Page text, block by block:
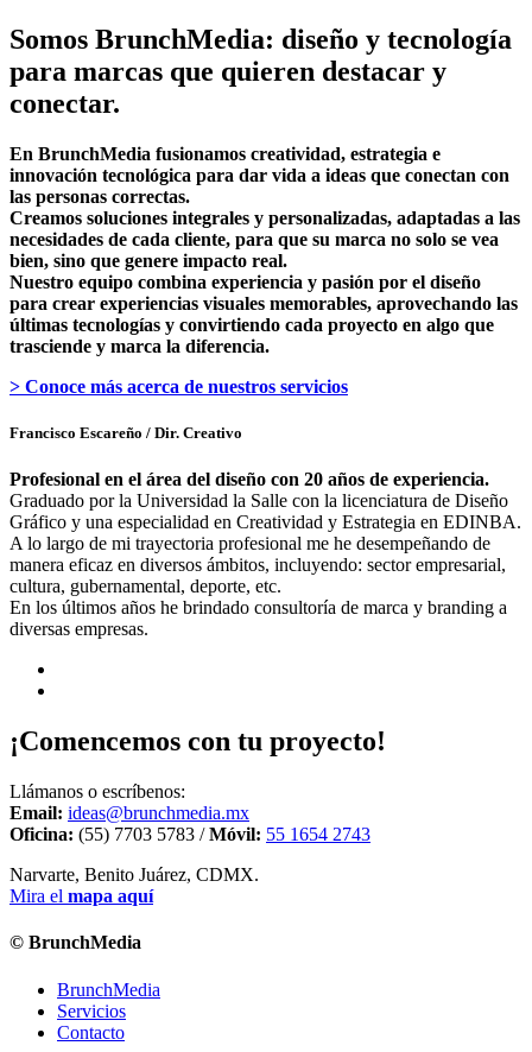
Somos BrunchMedia: diseño y tecnología
para marcas que quieren destacar y
conectar.
En BrunchMedia fusionamos creatividad, estrategia e
innovación tecnológica para dar vida a ideas que conectan con
las personas correctas.
Creamos soluciones integrales y personalizadas, adaptadas a las
necesidades de cada cliente, para que su marca no solo se vea
bien, sino que genere impacto real.
Nuestro equipo combina experiencia y pasión por el diseño
para crear experiencias visuales memorables, aprovechando las
últimas tecnologías y convirtiendo cada proyecto en algo que
trasciende y marca la diferencia.
> Conoce más acerca de nuestros servicios
Francisco Escareño / Dir. Creativo
Profesional en el área del diseño con 20 años de experiencia.
Graduado por la Universidad la Salle con la licenciatura de Diseño
Gráfico y una especialidad en Creatividad y Estrategia en EDINBA.
A lo largo de mi trayectoria profesional me he desempeñando de
manera eficaz en diversos ámbitos, incluyendo: sector empresarial,
cultura, gubernamental, deporte, etc.
En los últimos años he brindado consultoría de marca y branding a
diversas empresas.
¡Comencemos con tu proyecto!
Llámanos o escríbenos:
Email: ideas@brunchmedia.mx
Oficina: (55) 7703 5783 /Móvil: 55 1654 2743
Narvarte, Benito Juárez, CDMX.
Mira el mapa aquí
© BrunchMedia
BrunchMedia
Servicios
Contacto